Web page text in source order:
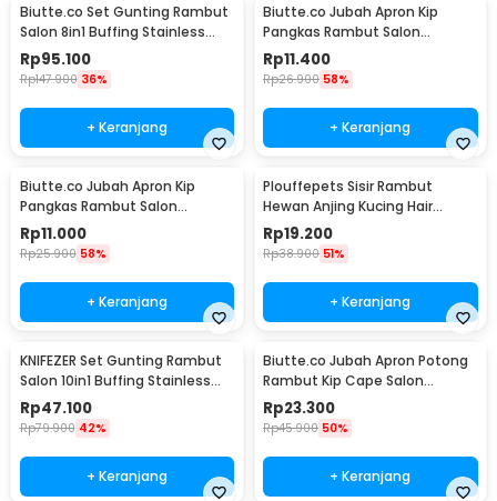
Biutte.co Set Gunting Rambut
Salon 8in1 Buffing Stainless
Steel 4Cr13 - 440C
Rp95.100
Rp147.900 36%
+ Keranjang
Biutte.co Jubah Apron Kip
Pangkas Rambut Salon
Barbershop Cape Nylon - WB03
Rp11.400
Rp26.900 58%
+ Keranjang
Biutte.co Jubah Apron Kip
Pangkas Rambut Salon
Barbershop Cape - WB20
Rp11.000
Rp25.900 58%
+ Keranjang
Plouffepets Sisir Rambut
Hewan Anjing Kucing Hair
Removal Comb - AES0124
Rp19.200
Rp38.900 51%
+ Keranjang
KNIFEZER Set Gunting Rambut
Salon 10in1 Buffing Stainless
Steel 4Cr13 - MR4017
Rp47.100
Rp79.900 42%
+ Keranjang
Biutte.co Jubah Apron Potong
Rambut Kip Cape Salon
Barbershop Anti Air - WB04
Rp23.300
Rp45.900 50%
+ Keranjang